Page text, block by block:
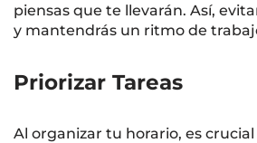
piensas que te llevarán. Así,
y mantendrás un ritmo de
Priorizar Tareas
Al organizar tu horario, es